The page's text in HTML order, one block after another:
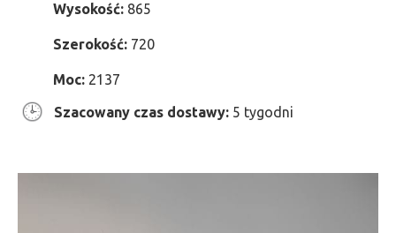
Wysokość: 865
Szerokość: 720
Moc: 2137
Szacowany czas dostawy: 5 tygodni